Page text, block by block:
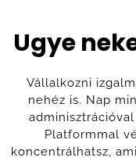
Ugye
Vállalkozni
nehéz is. Nap
Platformmal
koncentrálhatsz,